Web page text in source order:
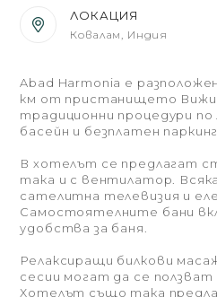
ЛОКАЦИЯ
Ковалам, Индия
Abad Harmonia е
км от пристанището
традиционни процедури
басейн и безплатен паркинг.
В хотелът се предлагат
така и с вентилатор.
сателитна телевизия и
Самостоятелните бани
удобства за баня.
Релаксиращи билкови
сесии могат да се
Хотелът също така